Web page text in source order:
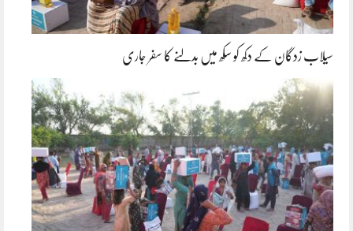
سیلاب زدگان کے دکھ کو سکھ میں بدلنے کا سفر جاری